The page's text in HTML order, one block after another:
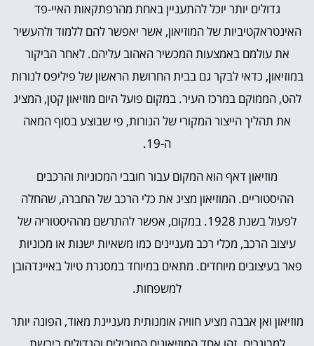
גדולים יותר יוכל להתעניין באחת מהרפתקאות האיי-פד
האינטראקטיביות של המוזיאון, אשר יאפשר להם ללמוד ולהעשיר
את עולמם באמצעות המכשיר האהוב עליהם. לאחר הביקור
במוזיאון, כדאי לבקר גם בבית החרושת הראשון של פיליפס לנורות
להט, הממוקם במרכז העיר. במקום פועל היום מוזיאון קטן, המציג
את תהליך הייצור המקורי של הנורות, פי שבוצע בסוף המאה
ה-19.
מוזיאון דאף הוא המקום עבור חובבי המכוניות והרכבים
ההיסטוריים. המוזיאון מציג את כלי הרכב של החברה, שהחלה
לפעול בשנת 1928. במקום, אפשר להתרשם מההיסטוריה של
עיצוב הרכב, מכלי רכב מעניינים כמו משאיות ישנות או מכוניות
פאר בעיצובים מיוחדים. מתאים במיוחד במסגרת טיול באיינדהובן
למשפחות.
מוזיאון ואן אבבה מציע חוויה אומנותית מעניינת מאוד, הפונה יותר